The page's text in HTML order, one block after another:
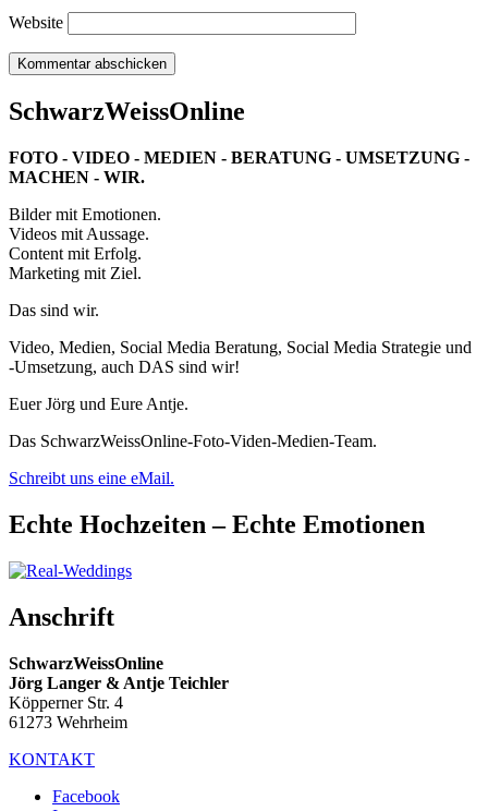
Website
SchwarzWeissOnline
FOTO - VIDEO - MEDIEN - BERATUNG - UMSETZUNG -
MACHEN - WIR.
Bilder mit Emotionen.
Videos mit Aussage.
Content mit Erfolg.
Marketing mit Ziel.
Das sind wir.
Video, Medien, Social Media Beratung, Social Media Strategie und
-Umsetzung, auch DAS sind wir!
Euer Jörg und Eure Antje.
Das SchwarzWeissOnline-Foto-Viden-Medien-Team.
Schreibt uns eine eMail.
Echte Hochzeiten – Echte Emotionen
Anschrift
SchwarzWeissOnline
Jörg Langer & Antje Teichler
Köpperner Str. 4
61273 Wehrheim
KONTAKT
Facebook